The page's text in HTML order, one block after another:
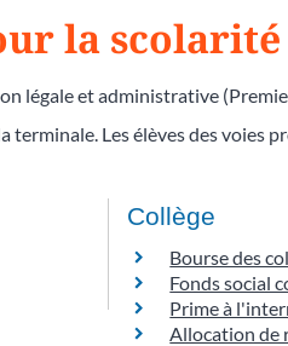
la scolarité
légale et administrative
terminale. Les élèves des voies
Collège
Bourse des
Fonds social
Prime à
Allocation de